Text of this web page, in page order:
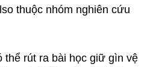
thuộc nhóm nghiên cứu
thể rút ra bài học giữ gìn vệ